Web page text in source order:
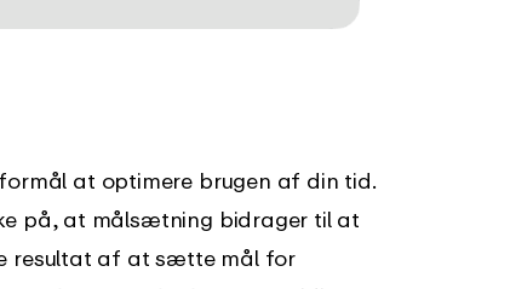
at optimere brugen af din tid.
på, at målsætning bidrager til at
resultat af at sætte mål for